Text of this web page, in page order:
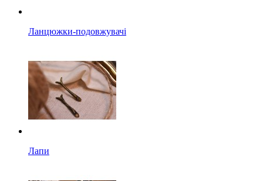
Ланцюжки-подовжувачі
Лапи